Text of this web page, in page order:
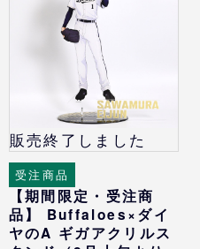
販売終了しました
受注商品
【期間限定・受注商
品】 Buffaloes×ダイ
ヤのA ギガアクリルス